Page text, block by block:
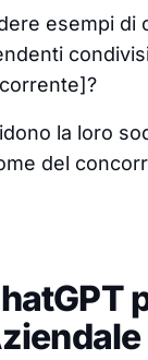
esempi di
la loro
del